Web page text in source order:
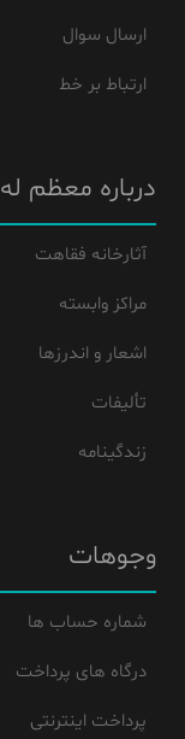
ارسال سوال
ارتباط بر خط
درباره معظم له
آثارخانه فقاهت
مراکز وابسته
اشعار و اندرزها
تألیفات
زندگینامه
وجوهات
شماره حساب ها
درگاه های پرداخت
پرداخت اینترنتی